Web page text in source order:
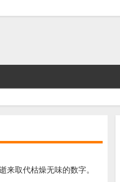
来取代枯燥无味的数字。